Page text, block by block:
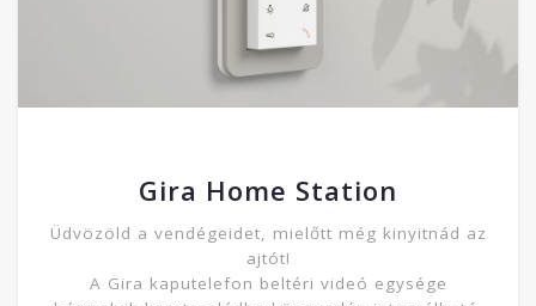
Gira Home Station
Üdvözöld a vendégeidet, mielőtt még kinyitnád az
ajtót!
A Gira kaputelefon beltéri videó egysége